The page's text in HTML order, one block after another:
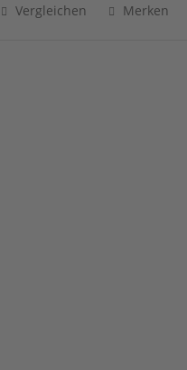
Vergleichen Merken